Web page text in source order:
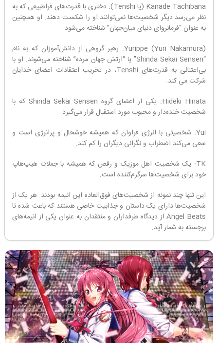
Kanade Tachibana (یا Tenshi): دختری با قدرت‌های فراطبیعی که به
نظر می‌رسد دیگر شخصیت‌ها نمی‌توانند او را شکست دهند. او همچنین
به عنوان “فرمانروای دنیای میان‌جهان” شناخته می‌شود.
Yurippe (Yuri Nakamura): رهبر گروهی از دانش‌آموزان که به نام
“Shinda Sekai Sensen” یا “ارتش جهان مرده” شناخته می‌شوند. او با
بی‌اعتنائی به قدرت‌های Tenshi، در تخریب اعتقادات اعضای خدایان
شرکت می کند.
Hideki Hinata: یکی از اعضای گروه Shinda Sekai Sensen که با
شخصیت خنده‌دار و محبوب مورد استقبال قرار می‌گیرد.
Yui: شخصیتی با انرژی فراوان که همیشه خوشحال و پرانرژی است و
سعی می‌کند اضطراب و نگرانی دیگران را کم کند.
TK: یک شخصیت اهل موزیک و رقص که همیشه با جملات هیپ‌هاپ
خود برای شخصیت‌ها سرگرم‌کننده است.
این تنها چند نمونه از شخصیت‌های فوق‌العاده این انیمه بودند. هر یک از
شخصیت‌ها دارای یک داستان و جذابیت خاصی هستند که باعث شده تا
Angel Beats از دیدگاه طرفداران و منتقدان به عنوان یکی از انیمه‌های
برجسته به شمار آید.